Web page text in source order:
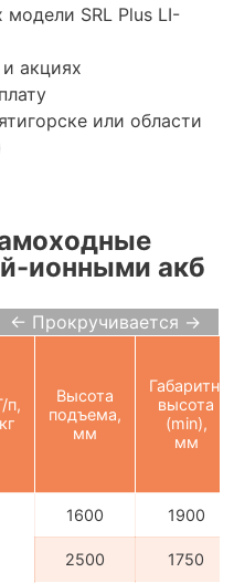
модели SRL Plus LI-
акциях
или области
ионными акб
← Прокручивается →
п,
кг
Высота
подъема,
мм
Габаритн.
высота
(min),
мм
1600 1900
2500 1750